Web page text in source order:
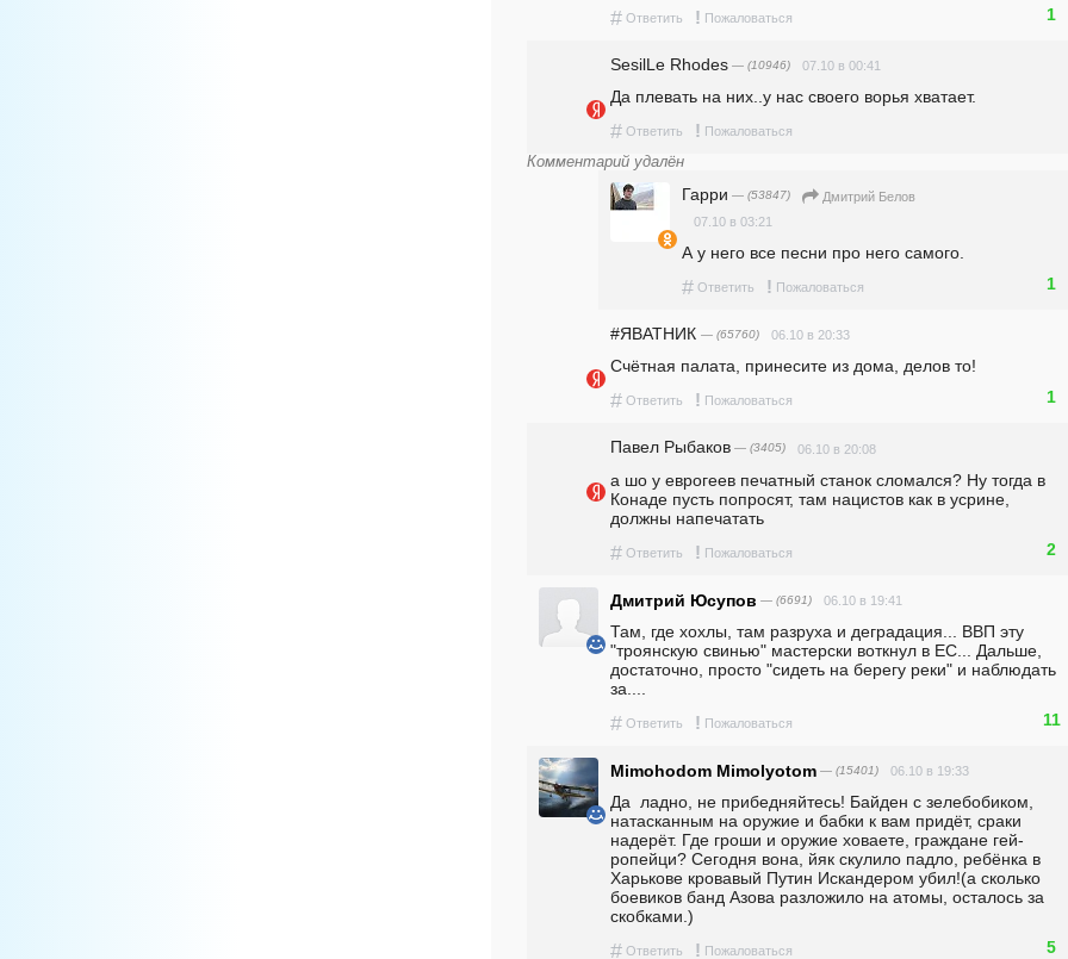
# Ответить ! Пожаловаться 1
SesilLe Rhodes — (10946) 07.10 в 00:41
Да плевать на них..у нас своего ворья хватает.
# Ответить ! Пожаловаться
Комментарий удалён
Гарри — (53847)
Дмитрий Белов
07.10 в 03:21
А у него все песни про него самого.
# Ответить ! Пожаловаться 1
#ЯВАТНИК — (65760) 06.10 в 20:33
Счётная палата, принесите из дома, делов то!
# Ответить ! Пожаловаться 1
Павел Рыбаков — (3405) 06.10 в 20:08
а шо у еврогеев печатный станок сломался? Ну тогда в
Конаде пусть попросят, там нацистов как в усрине,
должны напечатать
# Ответить ! Пожаловаться 2
Дмитрий Юсупов — (6691) 06.10 в 19:41
Там, где хохлы, там разруха и деградация... ВВП эту
"троянскую свинью" мастерски воткнул в ЕС... Дальше,
достаточно, просто "сидеть на берегу реки" и наблюдать
за....
# Ответить ! Пожаловаться 11
Mimohodom Mimolyotom — (15401) 06.10 в 19:33
Да  ладно, не прибедняйтесь! Байден с зелебобиком,
натасканным на оружие и бабки к вам придёт, сраки
надерёт. Где гроши и оружие ховаете, граждане гей-
ропейци? Сегодня вона, йяк скулило падло, ребёнка в
Харькове кровавый Путин Искандером убил!(а сколько
боевиков банд Азова разложило на атомы, осталось за
скобками.)
# Ответить ! Пожаловаться 5